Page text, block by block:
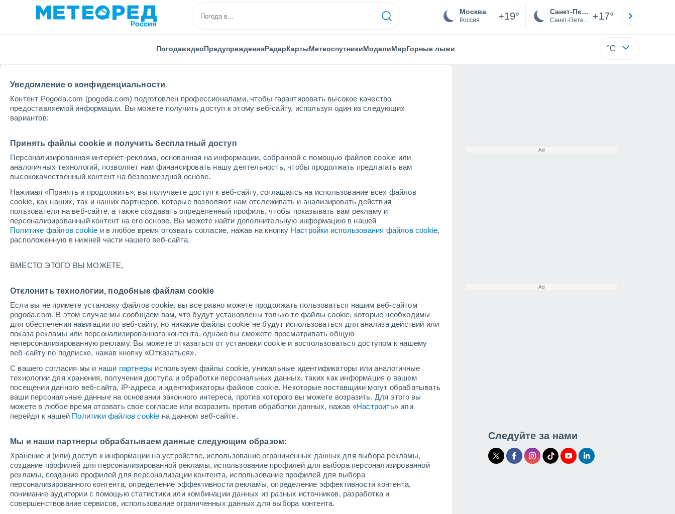
Уведомление о конфиденциальности
Контент Pogoda.com (pogoda.com) подготовлен профессионалами, чтобы гарантировать высокое качество
предоставляемой информации. Вы можете получить доступ к этому веб-сайту, используя один из следующих
вариантов:
Принять файлы cookie и получить бесплатный доступ
Персонализированная интернет-реклама, основанная на информации, собранной с помощью файлов cookie или
аналогичных технологий, позволяет нам финансировать нашу деятельность, чтобы продолжать предлагать вам
высококачественный контент на безвозмездной основе.
Нажимая «Принять и продолжить», вы получаете доступ к веб-сайту, соглашаясь на использование всех файлов
cookie, как наших, так и наших партнеров, которые позволяют нам отслеживать и анализировать действия
пользователя на веб-сайте, а также создавать определенный профиль, чтобы показывать вам рекламу и
персонализированный контент на его основе. Вы можете найти дополнительную информацию в нашей
Политике файлов cookie и в любое время отозвать согласие, нажав на кнопку Настройки использования файлов cookie,
расположенную в нижней части нашего веб-сайта.
ВМЕСТО ЭТОГО ВЫ МОЖЕТЕ,
Отклонить технологии, подобные файлам cookie
Если вы не примете установку файлов cookie, вы все равно можете продолжать пользоваться нашим веб-сайтом
pogoda.com. В этом случае мы сообщаем вам, что будут установлены только те файлы cookie, которые необходимы
для обеспечения навигации по веб-сайту, но никакие файлы cookie не будут использоваться для анализа действий или
показа рекламы или персонализированного контента, однако вы сможете просматривать общую
неперсонализированную рекламу. Вы можете отказаться от установки cookie и воспользоваться доступом к нашему
веб-сайту по подписке, нажав кнопку «Отказаться».
С вашего согласия мы и наши партнеры используем файлы cookie, уникальные идентификаторы или аналогичные
технологии для хранения, получения доступа и обработки персональных данных, таких как информация о вашем
посещении данного веб-сайта, IP-адреса и идентификаторы файлов cookie. Некоторые поставщики могут обрабатывать
ваши персональные данные на основании законного интереса, против которого вы можете возразить. Для этого вы
можете в любое время отозвать свое согласие или возразить против обработки данных, нажав «Настроить» или
перейдя к нашей Политики файлов cookie на данном веб-сайте.
Мы и наши партнеры обрабатываем данные следующим образом:
Хранение и (или) доступ к информации на устройстве, использование ограниченных данных для выбора рекламы,
создание профилей для персонализированной рекламы, использование профилей для выбора персонализированной
рекламы, создание профилей для персонализации контента, использование профилей для выбора
персонализированного контента, определение эффективности рекламы, определение эффективности контента,
понимание аудитории с помощью статистики или комбинации данных из разных источников, разработка и
совершенствование сервисов, использование ограниченных данных для выбора контента.
Москва
Россия +19° Санкт-Петербург
Санкт-Петербург +17°
ПогодавидеоПредупрежденияРадарКартыМетеоспутникиМоделиМирГорные лыжи °C
Погода во всех населенных пунктах
Саратовской области
Все населенные пункты Саратовской области
Я Б - Ч Д - И К Л - М Н - О П Р - Ш С - У В - З
Афанасьевка
Агафоновка
Ахмат
Ахтуба
Александров Гай
Александровка-Третья
Алексашкино
Алгайский
Алмазово
Альшанка
Алтата
Балтай
Барановка
Барки
Бартеневка
Баскатовка
Белоглинный
Белогорное
Березина Речка
Березняки
Следуйте за нами